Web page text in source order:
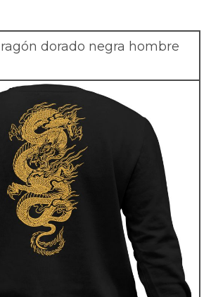
dorado negra hombre